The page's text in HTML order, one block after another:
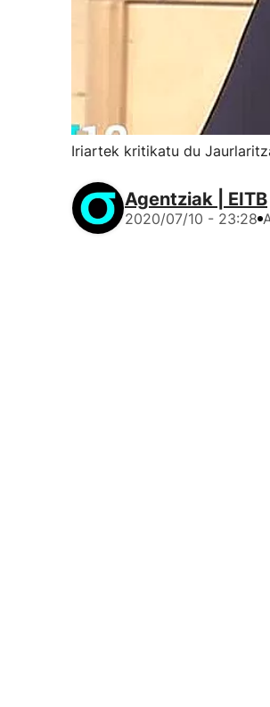
Iriartek kritikatu du
Agentziak | EITB
2020/07/10 - 23:28